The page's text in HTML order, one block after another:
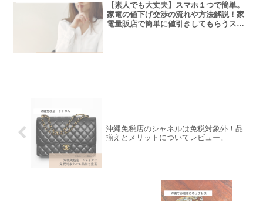
【素人でも大丈夫】スマホ１つで簡単。
家電の値下げ交渉の流れや方法解説！家
電量販店で簡単に値引きしてもらうステ
沖縄免税店のシャネルは免税対象外！品
揃えとメリットについてレビュー。